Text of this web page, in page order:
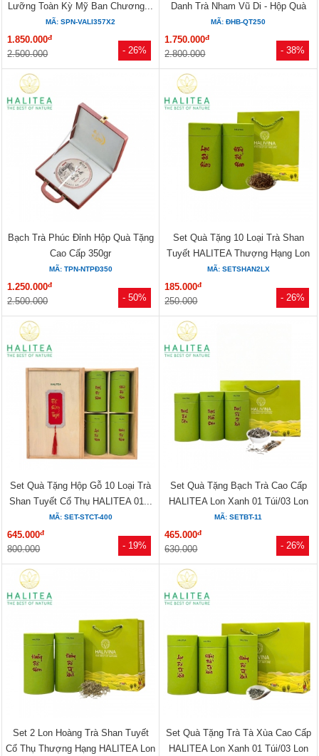
- 26%
Lưỡng Toàn Kỳ Mỹ Ban Chương...
MÃ: SPN-VALI357X2
1.850.000đ
2.500.000 - 38%
Danh Trà Nham Vũ Di - Hộp Quà
Sứ...
MÃ: ĐHB-QT250
1.750.000đ
2.800.000
- 50%
Bạch Trà Phúc Đỉnh Hộp Quà Tặng
Cao Cấp 350gr
MÃ: TPN-NTPĐ350
1.250.000đ
2.500.000 - 26%
Set Quà Tặng 10 Loại Trà Shan
Tuyết HALITEA Thượng Hạng Lon
Xanh
MÃ: SETSHAN2LX
185.000đ
250.000
- 19%
Set Quà Tặng Hộp Gỗ 10 Loại Trà
Shan Tuyết Cổ Thụ HALITEA 01...
MÃ: SET-STCT-400
645.000đ
800.000 - 26%
Set Quà Tặng Bạch Trà Cao Cấp
HALITEA Lon Xanh 01 Túi/03 Lon
MÃ: SETBT-11
465.000đ
630.000
Set 2 Lon Hoàng Trà Shan Tuyết
Cổ Thụ Thượng Hạng HALITEA Lon
Set Quà Tặng Trà Tà Xùa Cao Cấp
HALITEA Lon Xanh 01 Túi/03 Lon